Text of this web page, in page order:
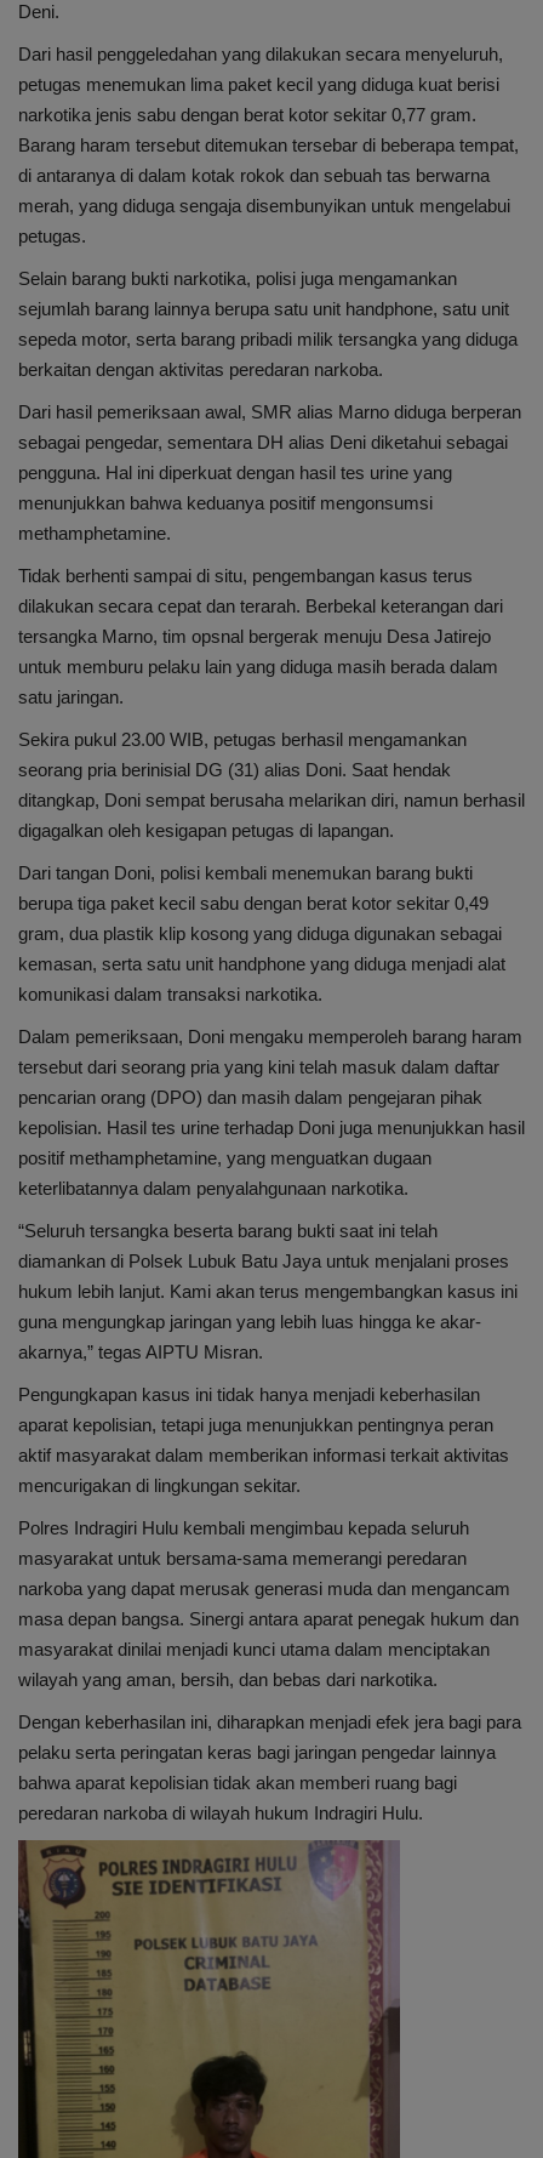
Deni.
Dari hasil penggeledahan yang dilakukan secara menyeluruh,
petugas menemukan lima paket kecil yang diduga kuat berisi
narkotika jenis sabu dengan berat kotor sekitar 0,77 gram.
Barang haram tersebut ditemukan tersebar di beberapa tempat,
di antaranya di dalam kotak rokok dan sebuah tas berwarna
merah, yang diduga sengaja disembunyikan untuk mengelabui
petugas.
Selain barang bukti narkotika, polisi juga mengamankan
sejumlah barang lainnya berupa satu unit handphone, satu unit
sepeda motor, serta barang pribadi milik tersangka yang diduga
berkaitan dengan aktivitas peredaran narkoba.
Dari hasil pemeriksaan awal, SMR alias Marno diduga berperan
sebagai pengedar, sementara DH alias Deni diketahui sebagai
pengguna. Hal ini diperkuat dengan hasil tes urine yang
menunjukkan bahwa keduanya positif mengonsumsi
methamphetamine.
Tidak berhenti sampai di situ, pengembangan kasus terus
dilakukan secara cepat dan terarah. Berbekal keterangan dari
tersangka Marno, tim opsnal bergerak menuju Desa Jatirejo
untuk memburu pelaku lain yang diduga masih berada dalam
satu jaringan.
Sekira pukul 23.00 WIB, petugas berhasil mengamankan
seorang pria berinisial DG (31) alias Doni. Saat hendak
ditangkap, Doni sempat berusaha melarikan diri, namun berhasil
digagalkan oleh kesigapan petugas di lapangan.
Dari tangan Doni, polisi kembali menemukan barang bukti
berupa tiga paket kecil sabu dengan berat kotor sekitar 0,49
gram, dua plastik klip kosong yang diduga digunakan sebagai
kemasan, serta satu unit handphone yang diduga menjadi alat
komunikasi dalam transaksi narkotika.
Dalam pemeriksaan, Doni mengaku memperoleh barang haram
tersebut dari seorang pria yang kini telah masuk dalam daftar
pencarian orang (DPO) dan masih dalam pengejaran pihak
kepolisian. Hasil tes urine terhadap Doni juga menunjukkan hasil
positif methamphetamine, yang menguatkan dugaan
keterlibatannya dalam penyalahgunaan narkotika.
“Seluruh tersangka beserta barang bukti saat ini telah
diamankan di Polsek Lubuk Batu Jaya untuk menjalani proses
hukum lebih lanjut. Kami akan terus mengembangkan kasus ini
guna mengungkap jaringan yang lebih luas hingga ke akar-
akarnya,” tegas AIPTU Misran.
Pengungkapan kasus ini tidak hanya menjadi keberhasilan
aparat kepolisian, tetapi juga menunjukkan pentingnya peran
aktif masyarakat dalam memberikan informasi terkait aktivitas
mencurigakan di lingkungan sekitar.
Polres Indragiri Hulu kembali mengimbau kepada seluruh
masyarakat untuk bersama-sama memerangi peredaran
narkoba yang dapat merusak generasi muda dan mengancam
masa depan bangsa. Sinergi antara aparat penegak hukum dan
masyarakat dinilai menjadi kunci utama dalam menciptakan
wilayah yang aman, bersih, dan bebas dari narkotika.
Dengan keberhasilan ini, diharapkan menjadi efek jera bagi para
pelaku serta peringatan keras bagi jaringan pengedar lainnya
bahwa aparat kepolisian tidak akan memberi ruang bagi
peredaran narkoba di wilayah hukum Indragiri Hulu.